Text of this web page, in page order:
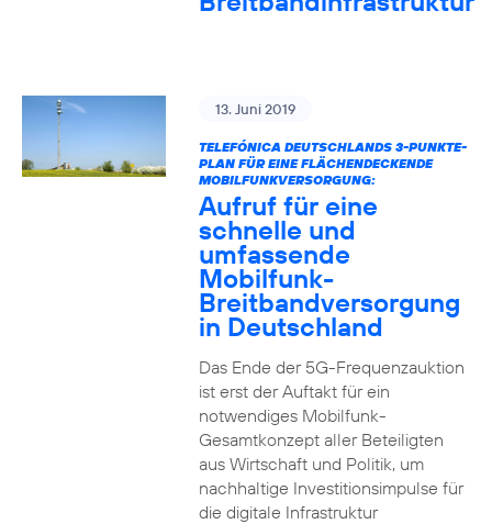
13. Juni 2019
TELEFÓNICA DEUTSCHLANDS 3-PUNKTE-
PLAN FÜR EINE FLÄCHENDECKENDE
MOBILFUNKVERSORGUNG:
Aufruf für eine
schnelle und
umfassende
Mobilfunk-
Breitbandversorgung
in Deutschland
Das Ende der 5G-Frequenzauktion
ist erst der Auftakt für ein
notwendiges Mobilfunk-
Gesamtkonzept aller Beteiligten
aus Wirtschaft und Politik, um
nachhaltige Investitionsimpulse für
die digitale Infrastruktur